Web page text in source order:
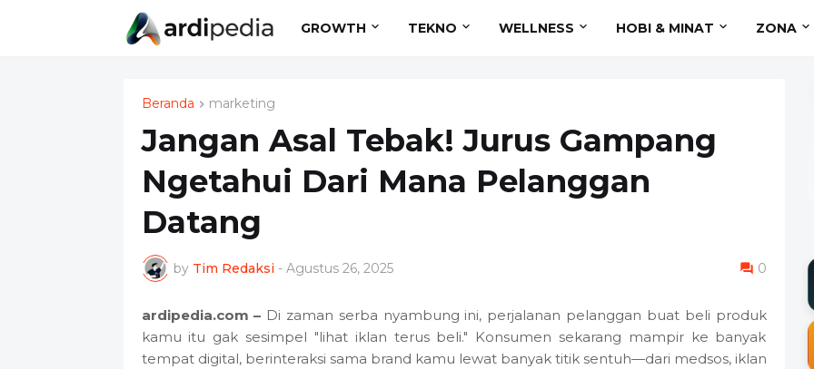
GROWTH TEKNO WELLNESS HOBI & MINAT ZONA
Beranda marketing
Jangan Asal Tebak! Jurus Gampang
Ngetahui Dari Mana Pelanggan
Datang
by Tim Redaksi - Agustus 26, 2025 0
ardipedia.com – Di zaman serba nyambung ini, perjalanan pelanggan buat beli produk
kamu itu gak sesimpel "lihat iklan terus beli." Konsumen sekarang mampir ke banyak
tempat digital, berinteraksi sama brand kamu lewat banyak titik sentuh—dari medsos, iklan